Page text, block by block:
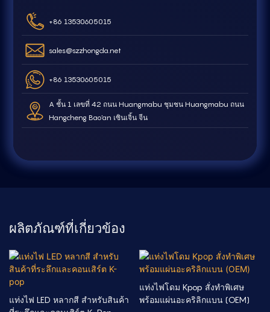
+86 13530605015
sales@szzhongda.net
+86 13530605015
A ชั้น 1 เลขที่ 42 ถนน Huangmabu ชุมชน Huangmabu ถนน
Hangcheng Bao'an เซินเจิ้น จีน
ผลิตภัณฑ์ที่เกี่ยวข้อง
แท่งไฟ LED หลากสี สำหรับสินค้า
แท่งไฟโดม Kpop สั่งทำพิเศษ
พร้อมแผ่นอะคริลิกแบน (OEM)